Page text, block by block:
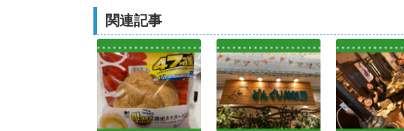
関連記事